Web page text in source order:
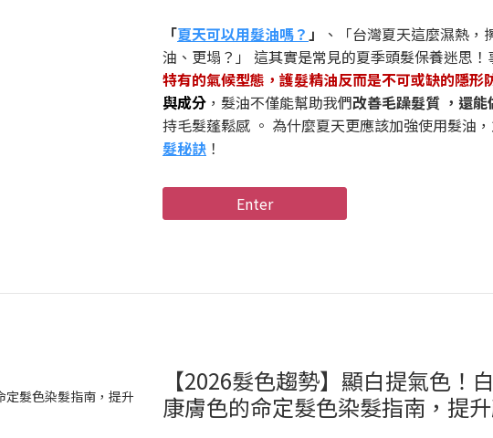
「夏天可以用髮油嗎？」
、「台灣夏天這麼濕熱
油、更塌？」 這其實是常見的夏季頭髮保養迷思！
特有的氣候型態，護髮精油反而是不可或缺的隱形
與成分 ，髮油不僅能幫助我們改善毛躁髮質 ，還
持毛髮蓬鬆感 。 為什麼夏天更應該加強使用髮油
髮秘訣 ！
Enter
【2026髮色趨勢】顯白提氣色！
康膚色的命定髮色染髮指南，提